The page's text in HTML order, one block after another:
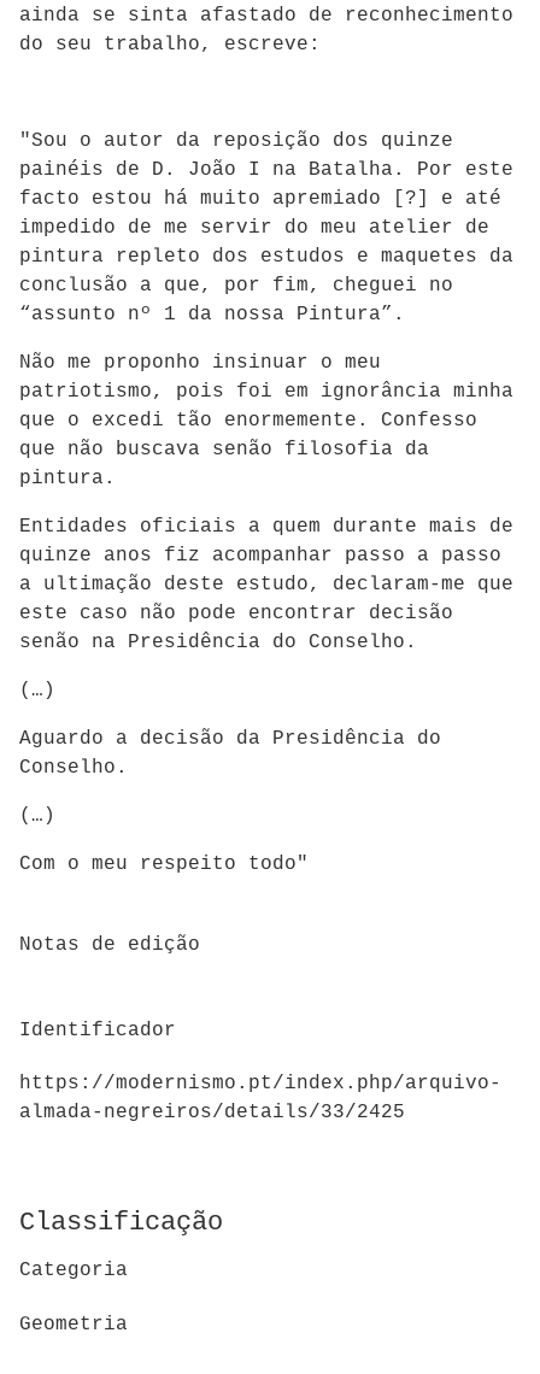
ainda se sinta afastado de reconhecimento
do seu trabalho, escreve:
"Sou o autor da reposição dos quinze
painéis de D. João I na Batalha. Por este
facto estou há muito apremiado [?] e até
impedido de me servir do meu atelier de
pintura repleto dos estudos e maquetes da
conclusão a que, por fim, cheguei no
“assunto nº 1 da nossa Pintura”.
Não me proponho insinuar o meu
patriotismo, pois foi em ignorância minha
que o excedi tão enormemente. Confesso
que não buscava senão filosofia da
pintura.
Entidades oficiais a quem durante mais de
quinze anos fiz acompanhar passo a passo
a ultimação deste estudo, declaram-me que
este caso não pode encontrar decisão
senão na Presidência do Conselho.
(…)
Aguardo a decisão da Presidência do
Conselho.
(…)
Com o meu respeito todo"
Notas de edição
Identificador
https://modernismo.pt/index.php/arquivo-
almada-negreiros/details/33/2425
Classificação
Categoria
Geometria